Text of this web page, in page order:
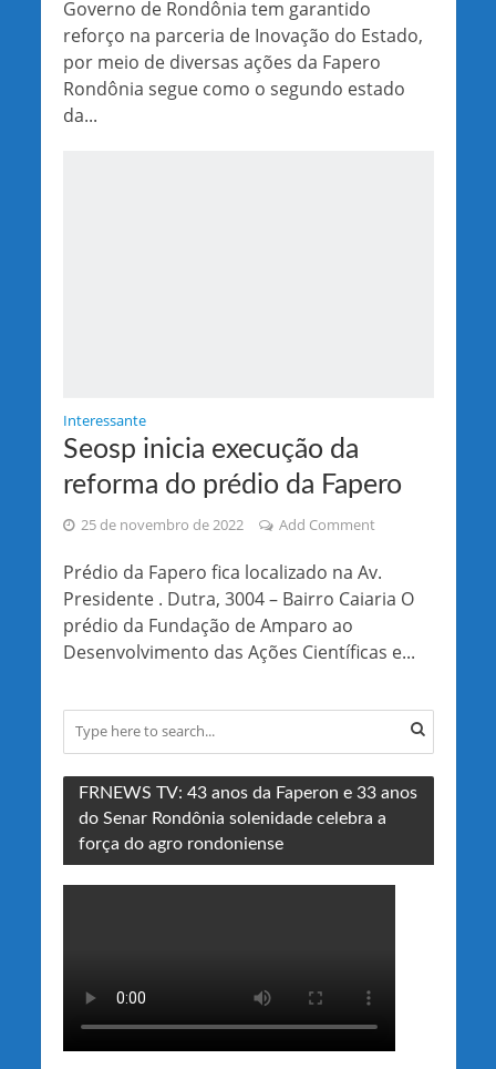
Governo de Rondônia tem garantido
reforço na parceria de Inovação do Estado,
por meio de diversas ações da Fapero
Rondônia segue como o segundo estado
da...
Interessante
Seosp inicia execução da
reforma do prédio da Fapero
25 de novembro de 2022 Add Comment
Prédio da Fapero fica localizado na Av.
Presidente . Dutra, 3004 – Bairro Caiaria O
prédio da Fundação de Amparo ao
Desenvolvimento das Ações Científicas e...
FRNEWS TV: 43 anos da Faperon e 33 anos
do Senar Rondônia solenidade celebra a
força do agro rondoniense